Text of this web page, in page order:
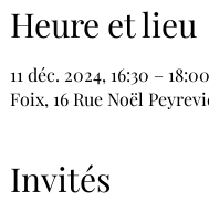
Heure et lieu
11 déc. 2024, 16:30 – 18:00
Foix, 16 Rue Noël
Invités